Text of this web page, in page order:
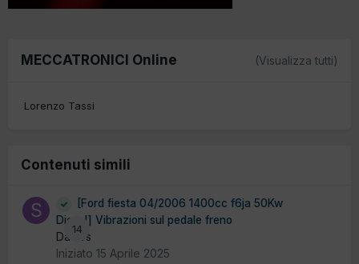
MECCATRONICI Online (Visualizza tutti)
Lorenzo Tassi
Contenuti simili
14
[Ford fiesta 04/2006 1400cc f6ja 50Kw
Diesel] Vibrazioni sul pedale freno
Da svs
Iniziato 15 Aprile 2025